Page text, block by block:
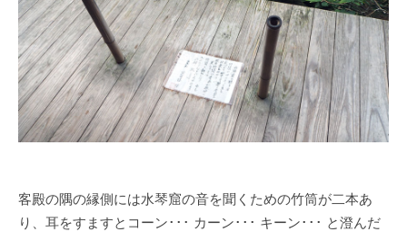
客殿の隅の縁側には水琴窟の音を聞くための竹筒が二本あ
り、耳をすますとコーン･･･ カーン･･･ キーン･･･ と澄んだ